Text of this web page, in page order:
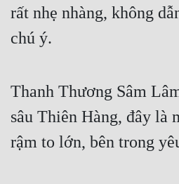
rất nhẹ nhàng, không
chú ý.
Thanh Thương Sâm
sâu Thiên Hàng, đây là
rậm to lớn, bên trong